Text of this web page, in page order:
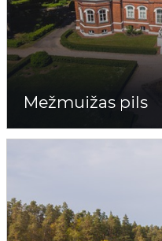
Mežmuižas pils